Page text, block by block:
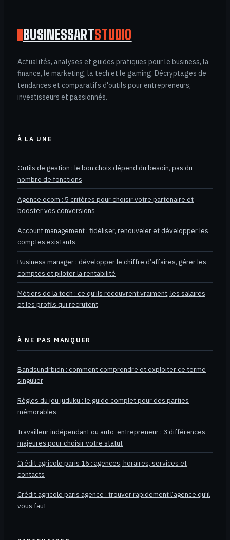
BUSINESSARTSTUDIO
Actualités, analyses et guides pratiques pour le business, la
finance, le marketing, la tech et le gaming. Décryptages de
tendances et comparatifs d'outils pour entrepreneurs,
investisseurs et passionnés.
À LA UNE
Outils de gestion : le bon choix dépend du besoin, pas du
nombre de fonctions
Agence ecom : 5 critères pour choisir votre partenaire et
booster vos conversions
Account management : fidéliser, renouveler et développer les
comptes existants
Business manager : développer le chiffre d’affaires, gérer les
comptes et piloter la rentabilité
Métiers de la tech : ce qu’ils recouvrent vraiment, les salaires
et les profils qui recrutent
À NE PAS MANQUER
Bandsundrbidn : comment comprendre et exploiter ce terme
singulier
Règles du jeu juduku : le guide complet pour des parties
mémorables
Travailleur indépendant ou auto-entrepreneur : 3 différences
majeures pour choisir votre statut
Crédit agricole paris 16 : agences, horaires, services et
contacts
Crédit agricole paris agence : trouver rapidement l’agence qu’il
vous faut